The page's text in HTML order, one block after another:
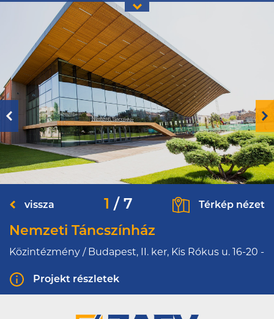
vissza 1 / 7 Térkép nézet
Nemzeti Táncszínház
Közintézmény / Budapest, II. ker, Kis Rókus u. 16-20 -
Projekt részletek